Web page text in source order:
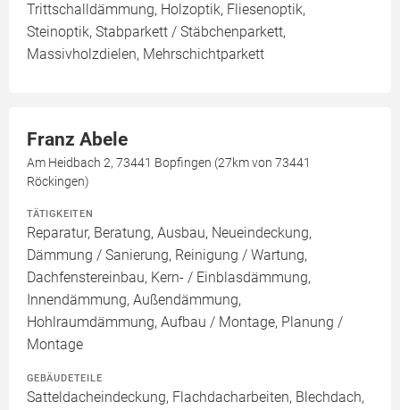
Trittschalldämmung, Holzoptik, Fliesenoptik,
Steinoptik, Stabparkett / Stäbchenparkett,
Massivholzdielen, Mehrschichtparkett
Franz Abele
Am Heidbach 2, 73441 Bopfingen (27km von 73441
Röckingen)
TÄTIGKEITEN
Reparatur, Beratung, Ausbau, Neueindeckung,
Dämmung / Sanierung, Reinigung / Wartung,
Dachfenstereinbau, Kern- / Einblasdämmung,
Innendämmung, Außendämmung,
Hohlraumdämmung, Aufbau / Montage, Planung /
Montage
GEBÄUDETEILE
Satteldacheindeckung, Flachdacharbeiten, Blechdach,